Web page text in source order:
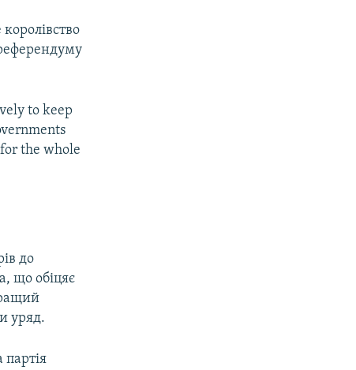
to keep
the whole
до
що обіцяє
уряд.